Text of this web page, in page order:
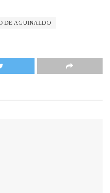
DE AGUINALDO